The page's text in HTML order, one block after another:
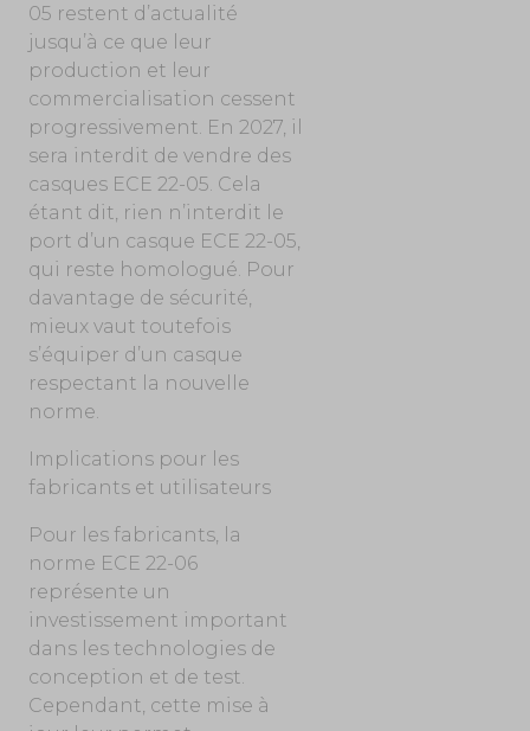
05 restent d’actualité
jusqu’à ce que leur
production et leur
commercialisation cessent
progressivement. En 2027, il
sera interdit de vendre des
casques ECE 22-05. Cela
étant dit, rien n’interdit le
port d’un casque ECE 22-05,
qui reste homologué. Pour
davantage de sécurité,
mieux vaut toutefois
s’équiper d’un casque
respectant la nouvelle
norme.
Implications pour les
fabricants et utilisateurs
Pour les fabricants, la
norme ECE 22-06
représente un
investissement important
dans les technologies de
conception et de test.
Cependant, cette mise à